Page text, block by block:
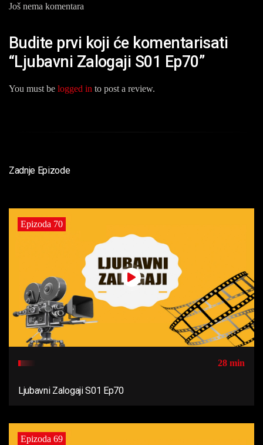
Još nema komentara
Budite prvi koji će komentarisati
“Ljubavni Zalogaji S01 Ep70”
You must be logged in to post a review.
Zadnje Epizode
Epizoda 70
28 min
Ljubavni Zalogaji S01 Ep70
Epizoda 69